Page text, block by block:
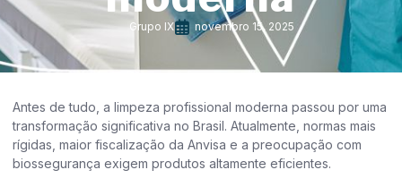
Grupo IX novembro 15, 2025
Antes de tudo, a limpeza profissional moderna passou por uma
transformação significativa no Brasil. Atualmente, normas mais
rígidas, maior fiscalização da Anvisa e a preocupação com
biossegurança exigem produtos altamente eficientes.